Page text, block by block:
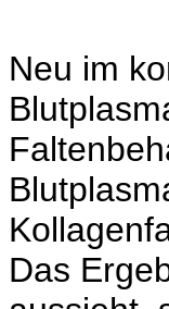
Neu im
Das